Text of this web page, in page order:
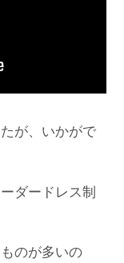
が、いかがで
ダードレス制
のが多いの